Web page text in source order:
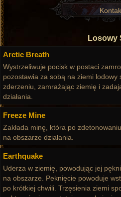
Losowy
Arctic Breath
Wystrzeliwuje pocisk w postaci
pozostawia za sobą na ziemi
zderzeniu, zamrażając ziemię i
działania.
Freeze Mine
Zakłada minę, która po
na obszarze działania.
Earthquake
Uderza w ziemię, powodując jej
na obszarze. Peknięcie powoduje
po krótkiej chwili. Trzęsienia ziemi